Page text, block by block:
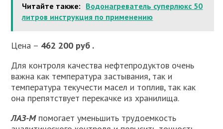
Читайте также: Водонагреватель суперлюкс 50
литров инструкция по применению
Цена – 462 200 руб .
Для контроля качества нефтепродуктов очень
важна как температура застывания, так и
температура текучести масел и топлив, так как
она препятствует перекачке из хранилища.
ЛАЗ-Мпомогает уменьшить трудоемкость